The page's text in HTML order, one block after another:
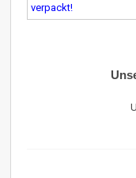
verpackt!